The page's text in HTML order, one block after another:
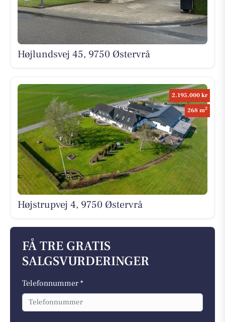
Højlundsvej 45, 9750 Østervrå
2.195.000 kr
268 m2
Højstrupvej 4, 9750 Østervrå
FÅ TRE GRATIS
SALGSVURDERINGER
Telefonnummer *